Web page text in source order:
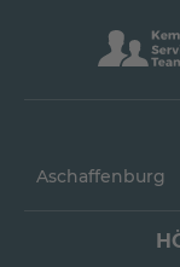
Aschaffenburg